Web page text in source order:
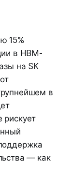
15%
в HBM-
на SK
в
рискует
— как